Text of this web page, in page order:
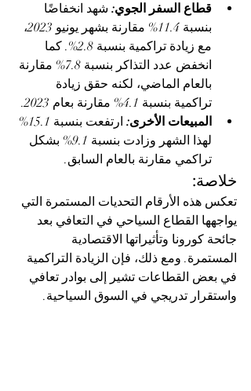
قطاع السفر الجوي: شهد انخفاضًا
بنسبة 11.4% مقارنة بشهر يونيو 2023،
مع زيادة تراكمية بنسبة 2.8%. كما
انخفض عدد التذاكر بنسبة 7.8% مقارنة
بالعام الماضي، لكنه حقق زيادة
تراكمية بنسبة 4.1% مقارنة بعام 2023.
المبيعات الأخرى:
ارتفعت بنسبة 15.1%
لهذا الشهر وزادت بنسبة 9.1% بشكل
تراكمي مقارنة بالعام السابق.
خلاصة:
تعكس هذه الأرقام التحديات المستمرة التي
يواجهها القطاع السياحي في التعافي بعد
جائحة كورونا وتأثيراتها الاقتصادية
المستمرة. ومع ذلك، فإن الزيادة التراكمية
في بعض القطاعات تشير إلى بوادر تعافي
واستقرار تدريجي في السوق السياحية.